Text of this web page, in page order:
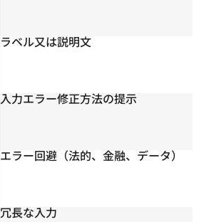
ラベル又は説明文
入力エラー修正方法の提示
エラー回避（法的、金融、データ）
冗長な入力